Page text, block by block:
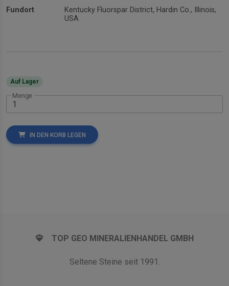
Fundort
Kentucky Fluorspar District, Hardin Co., Illinois,
USA
Auf Lager
Menge
IN DEN KORB LEGEN
TOP GEO MINERALIENHANDEL GMBH
Seltene Steine seit 1991.